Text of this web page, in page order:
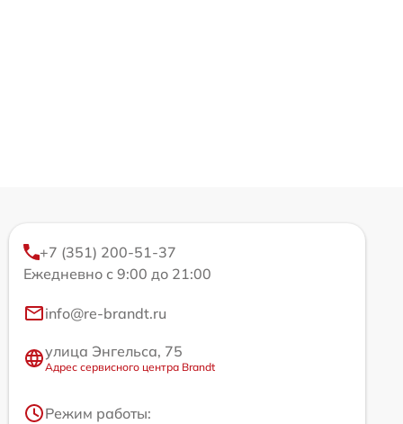
+7 (351) 200-51-37
Ежедневно с 9:00 до 21:00
info@re-brandt.ru
улица Энгельса, 75
Адрес сервисного центра Brandt
Режим работы: